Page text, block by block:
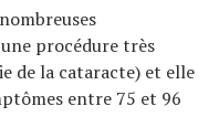
procédure très
de la cataracte) et elle
entre 75 et 96